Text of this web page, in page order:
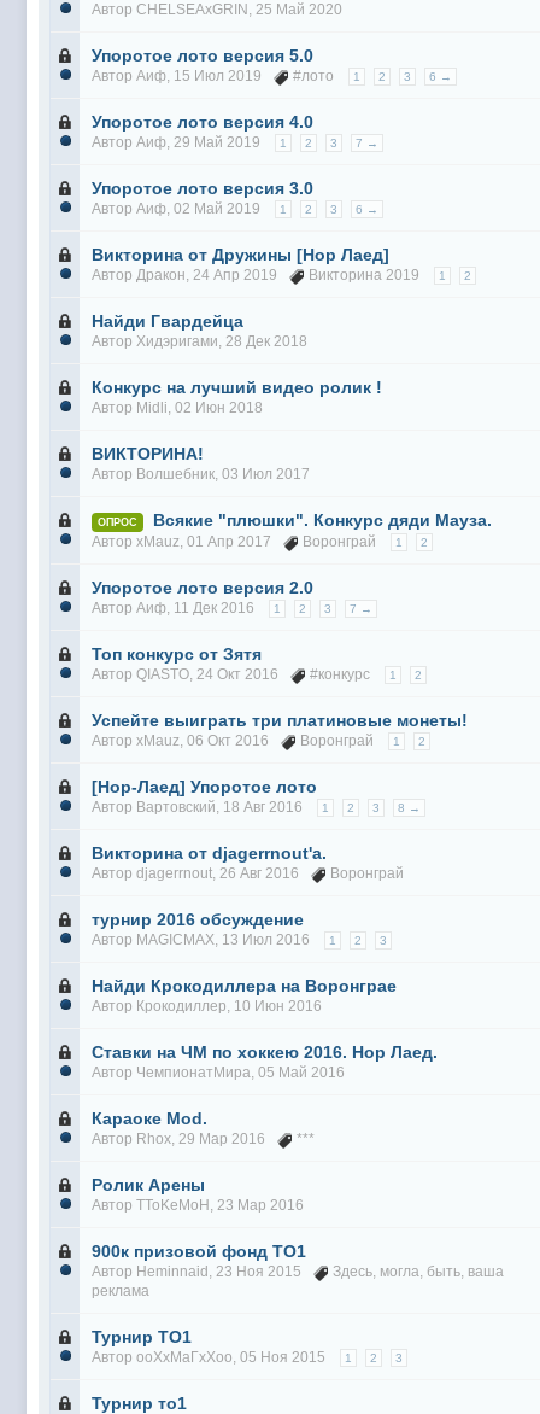
Автор CHELSEAxGRIN , 25 Май 2020
Упоротое лото версия 5.0
Автор Аиф, 15 Июл 2019 #лото 1 2 3 6 →
Упоротое лото версия 4.0
Автор Аиф, 29 Май 2019 1 2 3 7 →
Упоротое лото версия 3.0
Автор Аиф, 02 Май 2019 1 2 3 6 →
Викторина от Дружины [Нор Лаед]
Автор Дракон, 24 Апр 2019 Викторина 2019 1 2
Найди Гвардейца
Автор Хидэригами, 28 Дек 2018
Конкурс на лучший видео ролик !
Автор Midli, 02 Июн 2018
ВИКТОРИНА!
Автор Волшебник, 03 Июл 2017
ОПРОС Всякие "плюшки". Конкурс дяди Мауза.
Автор xMauz, 01 Апр 2017 Воронграй 1 2
Упоротое лото версия 2.0
Автор Аиф, 11 Дек 2016 1 2 3 7 →
Топ конкурс от Зятя
Автор QIASTO, 24 Окт 2016 #конкурс 1 2
Успейте выиграть три платиновые монеты!
Автор xMauz, 06 Окт 2016 Воронграй 1 2
[Нор-Лаед] Упоротое лото
Автор Вартовский, 18 Авг 2016 1 2 3 8 →
Викторина от djagerrnout'a.
Автор djagerrnout, 26 Авг 2016 Воронграй
турнир 2016 обсуждение
Автор MAGICMAX, 13 Июл 2016 1 2 3
Найди Крокодиллера на Воронграе
Автор Крокодиллер, 10 Июн 2016
Ставки на ЧМ по хоккею 2016. Нор Лаед.
Автор ЧемпионатМира, 05 Май 2016
Караоке Mod.
Автор Rhox, 29 Мар 2016 ***
Ролик Арены
Автор TToKeMoH , 23 Мар 2016
900к призовой фонд ТО1
Автор Heminnaid , 23 Ноя 2015 Здесь, могла, быть, ваша
реклама
Турнир ТО1
Автор ооХхМаГхХоо, 05 Ноя 2015 1 2 3
Турнир то1